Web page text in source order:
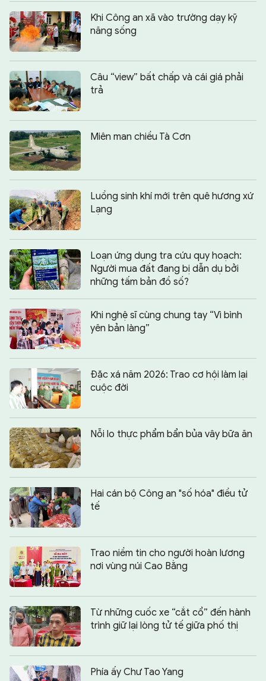
Khi Công an xã vào trường dạy kỹ
năng sống
Câu “view” bất chấp và cái giá phải
trả
Miên man chiều Tà Cơn
Luồng sinh khí mới trên quê hương xứ
Lạng
Loạn ứng dụng tra cứu quy hoạch:
Người mua đất đang bị dẫn dụ bởi
những tấm bản đồ số?
Khi nghệ sĩ cùng chung tay “Vì bình
yên bản làng”
Đặc xá năm 2026: Trao cơ hội làm lại
cuộc đời
Nỗi lo thực phẩm bẩn bủa vây bữa ăn
Hai cán bộ Công an "số hóa" điều tử
tế
Trao niềm tin cho người hoàn lương
nơi vùng núi Cao Bằng
Từ những cuốc xe “cắt cổ” đến hành
trình giữ lại lòng tử tế giữa phố thị
Phía ấy Chư Tao Yang